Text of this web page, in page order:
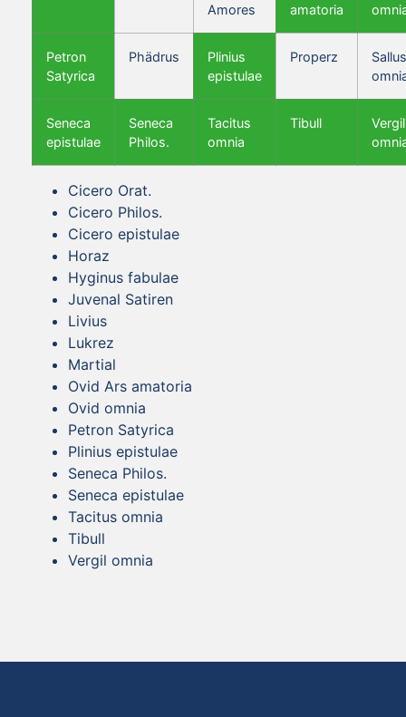
Amores
amatoria
Petron
Satyrica
Phädrus
Plinius
epistulae
Properz
Seneca
epistulae
Seneca
Philos.
Tacitus
omnia
Tibull
Vergil
Cicero Orat.
Cicero Philos.
Cicero epistulae
Horaz
Hyginus fabulae
Juvenal Satiren
Livius
Lukrez
Martial
Ovid Ars amatoria
Ovid omnia
Petron Satyrica
Plinius epistulae
Seneca Philos.
Seneca epistulae
Tacitus omnia
Tibull
Vergil omnia